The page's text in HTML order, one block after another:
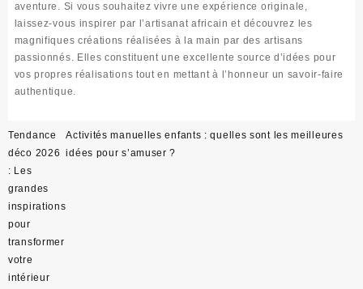
aventure. Si vous souhaitez vivre une expérience originale,
laissez-vous inspirer par l’artisanat africain et découvrez les
magnifiques créations réalisées à la main par des artisans
passionnés. Elles constituent une excellente source d’idées pour
vos propres réalisations tout en mettant à l’honneur un savoir-faire
authentique.
Navigation
de
l’article
Tendance
déco 2026
: Les
grandes
inspirations
pour
transformer
votre
intérieur
Activités manuelles enfants : quelles sont les meilleures
idées pour s’amuser ?